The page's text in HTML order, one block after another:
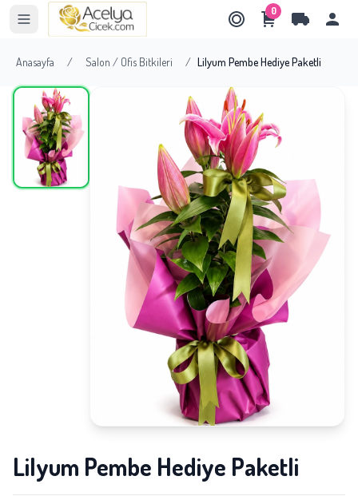
0
Anasayfa / Salon / Ofis Bitkileri / Lilyum Pembe Hediye Paketli
Lilyum Pembe Hediye Paketli